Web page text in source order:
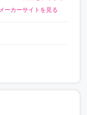
メーカーサイトを見る